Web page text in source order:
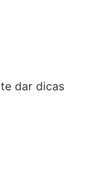
dar dicas